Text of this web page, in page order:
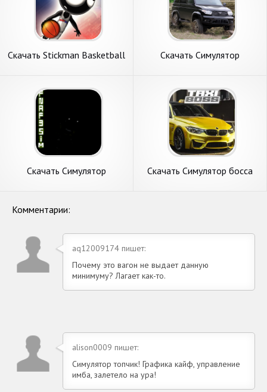
Скачать Stickman Basketball
Скачать Симулятор
Андроид
Скачать Симулятор
Скачать Симулятор босса
Комментарии:
aq12009174 пишет:
Почему это вагон не выдает данную
минимуму? Лагает как-то.
alison0009 пишет:
Симулятор топчик! Графика кайф, управление
имба, залетело на ура!